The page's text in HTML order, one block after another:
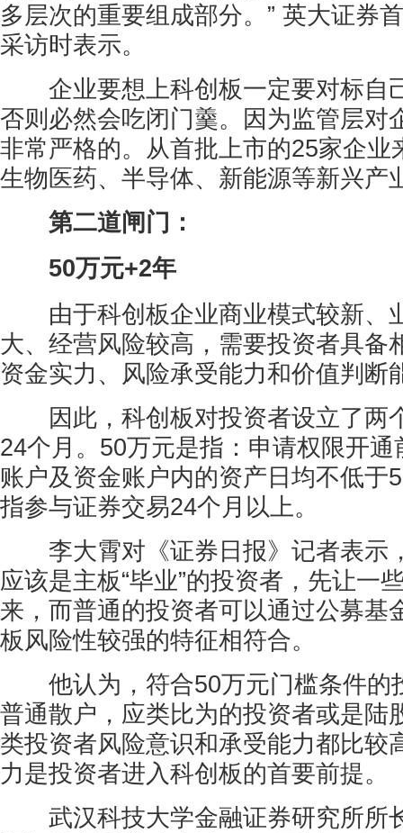
多层次的重要组成部分。” 英大证券
采访时表示。
企业要想上科创板一定要对标自
否则必然会吃闭门羹。因为监管层对
非常严格的。从首批上市的25家企业
生物医药、半导体、新能源等新兴产
第二道闸门：
50万元+2年
由于科创板企业商业模式较新、
大、经营风险较高，需要投资者具备
资金实力、风险承受能力和价值判断
因此，科创板对投资者设立了两
24个月。50万元是指：申请权限开
账户及资金账户内的资产日均不低于
指参与证券交易24个月以上。
李大霄对《证券日报》记者表示
应该是主板“毕业”的投资者，先让一
来，而普通的投资者可以通过公募基
板风险性较强的特征相符合。
他认为，符合50万元门槛条件的
普通散户，应类比为的投资者或是陆
类投资者风险意识和承受能力都比较
力是投资者进入科创板的首要前提。
武汉科技大学金融证券研究所所